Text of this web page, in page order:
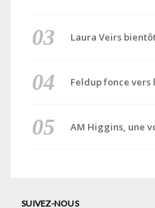
Laura Veirs
Feldup fonce vers
AM Higgins, une
SUIVEZ-NOUS